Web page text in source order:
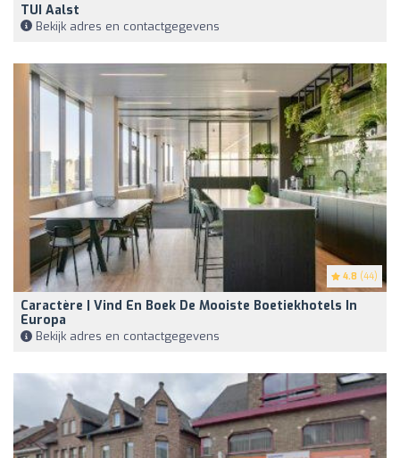
TUI Aalst
Bekijk adres en contactgegevens
4.8 (44)
Caractère | Vind En Boek De Mooiste Boetiekhotels In
Europa
Bekijk adres en contactgegevens